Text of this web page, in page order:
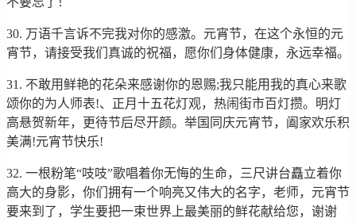
30. 万语千言诉不完我对你的感激。元宵节，在这个永恒的元
宵节，请接受我们真诚的祝福，愿你们身体健康，永远幸福。
31. 不敢用鲜艳的花朵来感谢你的恩赐;我只能用我的真心来歌
颂你的为人师表!、正月十五花灯观，热闹街市百灯攒。明灯
高悬贺新年，更待节后尽开颜。举国同庆元宵节，阖家欢乐积
美满!元宵节快乐!
32. 一根粉笔“吱吱”歌唱着你无悔的生命，三尺讲台矗立着你
高大的身影，你们拥有一个响亮又伟大的名字，老师，元宵节
要来到了，学生要把一束世界上最美丽的鲜花献给您，谢谢